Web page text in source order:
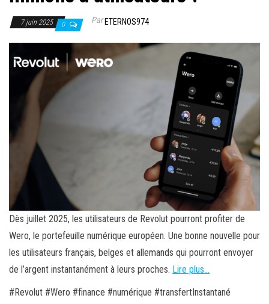
7 juin 2025 0 ParETERNOS974
Dès juillet 2025, les utilisateurs de Revolut pourront profiter de
Wero, le portefeuille numérique européen. Une bonne nouvelle pour
les utilisateurs français, belges et allemands qui pourront envoyer
de l’argent instantanément à leurs proches. Lire plus…
#Revolut #Wero #finance #numérique #transfertInstantané